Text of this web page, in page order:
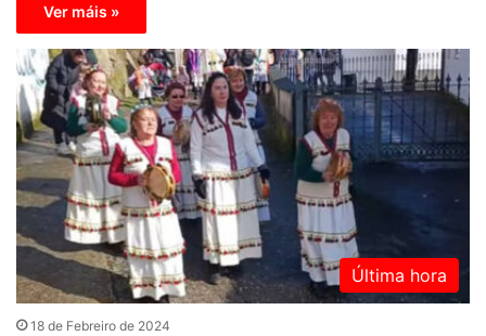
Ver máis »
Última hora
18 de Febreiro de 2024